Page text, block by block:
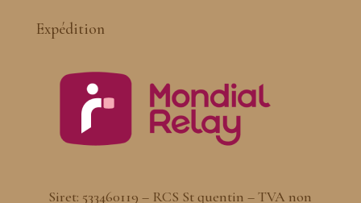
Expédition
Siret: 533460119 – RCS St quentin – TVA non